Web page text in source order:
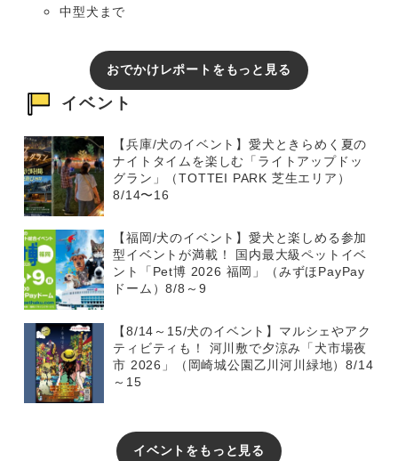
中型犬まで
おでかけレポートをもっと見る
イベント
【兵庫/犬のイベント】愛犬ときらめく夏の
ナイトタイムを楽しむ「ライトアップドッ
グラン」（TOTTEI PARK 芝生エリア）
8/14〜16
【福岡/犬のイベント】愛犬と楽しめる参加
型イベントが満載！ 国内最大級ペットイベ
ント「Pet博 2026 福岡」（みずほPayPay
ドーム）8/8～9
【8/14～15/犬のイベント】マルシェやアク
ティビティも！ 河川敷で夕涼み「犬市場夜
市 2026」（岡崎城公園乙川河川緑地）8/14
～15
イベントをもっと見る